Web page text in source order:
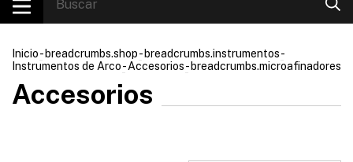
Inicio- breadcrumbs.shop- breadcrumbs.instrumentos-
Instrumentos de Arco- Accesorios- breadcrumbs.microafinadores
Accesorios